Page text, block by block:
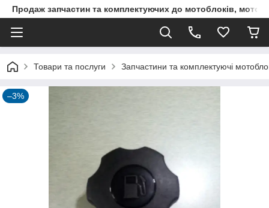
Продаж запчастин та комплектуючих до мотоблоків,
Товари та послуги Запчастини та комплектуючі
–3%